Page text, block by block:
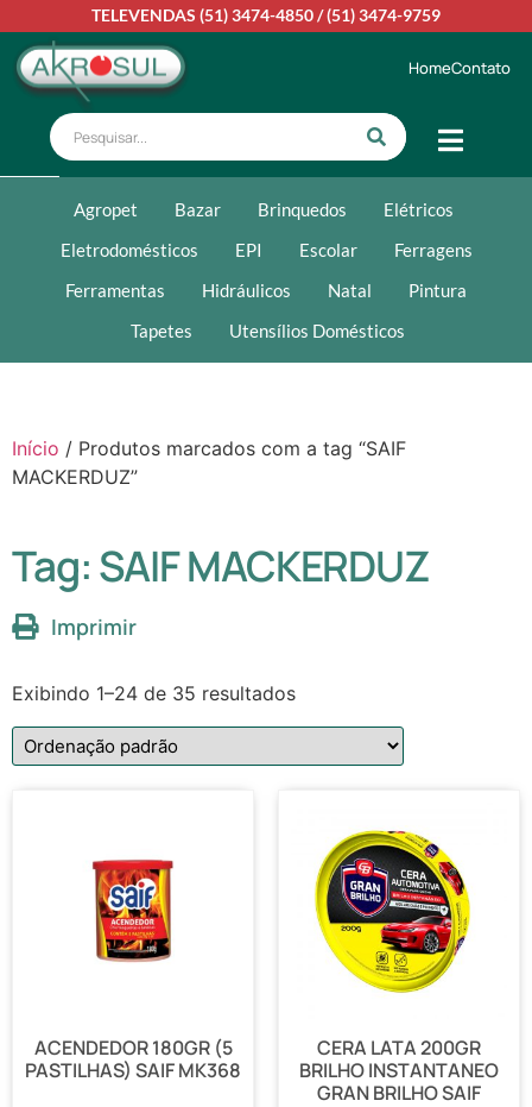
TELEVENDAS (51) 3474-4850/(51) 3474-9759
HomeContato
Agropet Bazar Brinquedos
Elétricos
Eletrodomésticos
EPI Escolar
Ferragens
Ferramentas
Hidráulicos Natal
Pintura
Tapetes
Utensílios Domésticos
Início / Produtos marcados com a tag “SAIF
MACKERDUZ”
Tag: SAIF MACKERDUZ
Imprimir
Exibindo 1–24 de 35 resultados
ACENDEDOR 180GR (5
PASTILHAS) SAIF MK368
CERA LATA 200GR
BRILHO INSTANTANEO
GRAN BRILHO SAIF